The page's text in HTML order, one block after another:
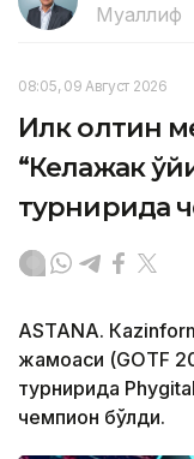
Муаллиф
08:05, 09 Август 2026
Илк олтин
“Келажак
турнирида
ASTANА.
жамоаси (GOTF
турнирида
чемпион бўлди.